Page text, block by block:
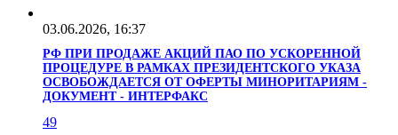
03.06.2026, 16:37
РФ ПРИ ПРОДАЖЕ АКЦИЙ ПАО ПО УСКОРЕННОЙ
ПРОЦЕДУРЕ В РАМКАХ ПРЕЗИДЕНТСКОГО УКАЗА
ОСВОБОЖДАЕТСЯ ОТ ОФЕРТЫ МИНОРИТАРИЯМ -
ДОКУМЕНТ - ИНТЕРФАКС
49